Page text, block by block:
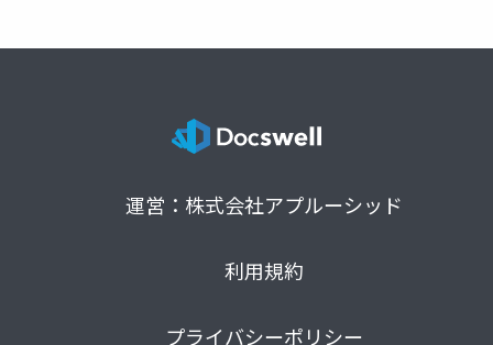
運営：株式会社アプルーシッド
利用規約
プライバシーポリシー